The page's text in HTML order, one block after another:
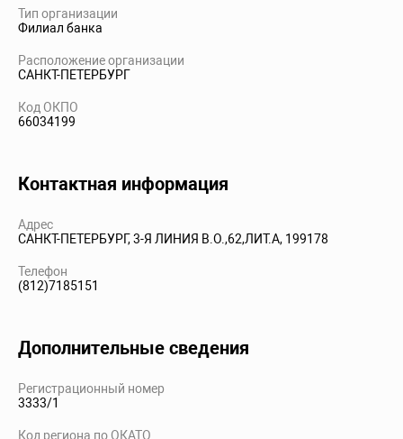
Тип организации
Филиал банка
Расположение организации
САНКТ-ПЕТЕРБУРГ
Код ОКПО
66034199
Контактная информация
Адрес
САНКТ-ПЕТЕРБУРГ, 3-Я ЛИНИЯ В.О.,62,ЛИТ.А, 199178
Телефон
(812)7185151
Дополнительные сведения
Регистрационный номер
3333/1
Код региона по ОКАТО